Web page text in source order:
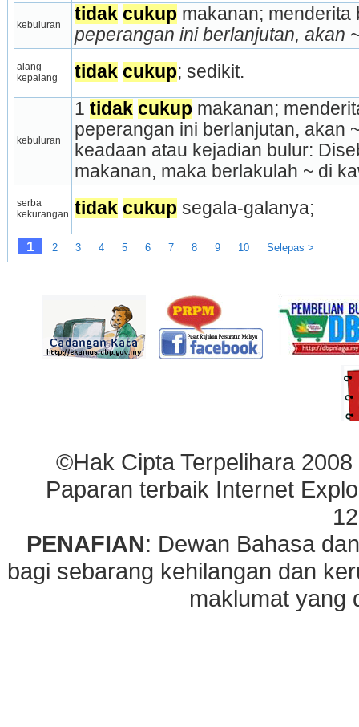
kebuluran
tidak cukup makanan; menderita
peperangan ini berlanjutan, akan
alang
kepalang
tidak cukup; sedikit.
kebuluran
1 tidak cukup makanan;
peperangan ini berlanjutan, akan
keadaan atau kejadian bulur:
makanan, maka berlakulah ~ di
serba
kekurangan tidak cukup segala-galanya;
1 2 3 4 5 6 7 8 9 10 Selepas >
©Hak Cipta Terpelihara
Paparan terbaik Internet
PENAFIAN: Dewan Bahasa
bagi sebarang kehilangan dan
maklumat yang